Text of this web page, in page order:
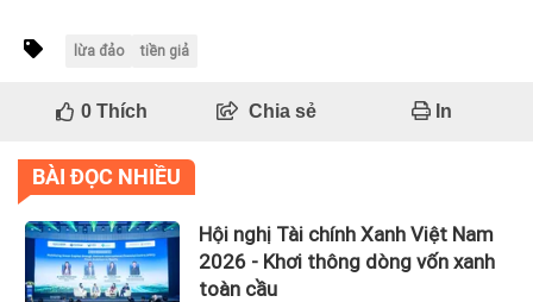
lừa đảo tiền giả
0Thích Chia sẻ In
BÀI ĐỌC NHIỀU
Hội nghị Tài chính Xanh Việt Nam
2026 - Khơi thông dòng vốn xanh
toàn cầu